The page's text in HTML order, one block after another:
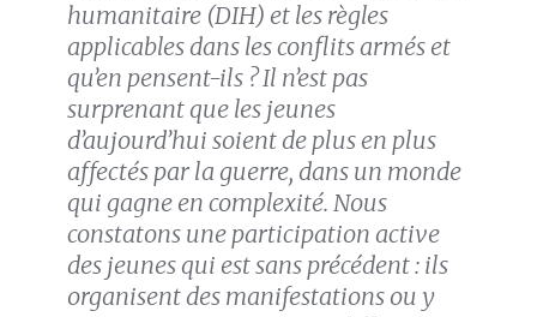
humanitaire (DIH) et les règles
applicables dans lesconflits armés et
qu’en pensent-ils ? Il n’est pas
surprenant que les jeunes
d’aujourd’hui soient de plus en plus
affectés par la guerre, dans un monde
qui gagne en complexité. Nous
constatons une participation active
des jeunes qui estsans précédent : ils
organisent des manifestations ou y